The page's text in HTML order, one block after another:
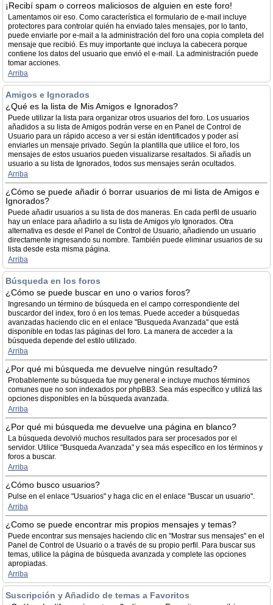
¡Recibí spam o correos maliciosos de alguien en este foro!
Lamentamos oir eso. Como característica el formulario de e-mail incluye
protectores para controlar quién ha enviado tales mensajes, por lo tanto,
puede enviarle por e-mail a la administración del foro una copia completa del
mensaje que recibió. Es muy importante que incluya la cabecera porque
contiene los datos del usuario que envió el e-mail. La administración puede
tomar acciones.
Arriba
Amigos e Ignorados
¿Qué es la lista de Mis Amigos e Ignorados?
Puede utilizar la lista para organizar otros usuarios del foro. Los usuarios
añadidos a su lista de Amigos podrán verse en en Panel de Control de
Usuario para un rápido acceso a ver si están identificados y poder así
enviarles un mensaje privado. Según la plantilla que utilice el foro, los
mensajes de estos usuarios pueden visualizarse resaltados. Si añadís un
usuario a su lista de Ignorados, todos sus mensajes serán ocultados.
Arriba
¿Cómo se puede añadir ó borrar usuarios de mi lista de Amigos e
Ignorados?
Puede añadir usuarios a su lista de dos maneras. En cada perfil de usuario
hay un enlace para añadirlo a su lista de Amigos y/o Ignorados. Otra
alternativa es desde el Panel de Control de Usuario, añadiendo un usuario
directamente ingresando su nombre. También puede eliminar usuarios de su
lista desde esta misma página.
Arriba
Búsqueda en los foros
¿Cómo se puede buscar en uno o varios foros?
Ingresando un término de búsqueda en el campo correspondiente del
buscardor del index, foro ó en los temas. Puede acceder a búsquedas
avanzadas haciendo clic en el enlace "Busqueda Avanzada" que está
disponible en todas las páginas del foro. La manera de acceder a la
búsqueda depende del estilo utilizado.
Arriba
¿Por qué mi búsqueda me devuelve ningún resultado?
Probablemente su búsqueda fue muy general e incluye muchos términos
comunes que no son indexados por phpBB3. Sea más específico y utilizá las
opciones disponibles en la búsqueda avanzada.
Arriba
¿Por qué mi búsqueda me devuelve una página en blanco?
La búsqueda devolvió muchos resultados para ser procesados por el
servidor. Utilice "Busqueda Avanzada" y sea más específico en los términos y
foros a buscar.
Arriba
¿Cómo busco usuarios?
Pulse en el enlace "Usuarios" y haga clic en el enlace "Buscar un usuario".
Arriba
¿Como se puede encontrar mis propios mensajes y temas?
Puede encontrar sus mensajes haciendo clic en "Mostrar sus mensajes" en el
Panel de Control de Usuario o a través de su propio perfil. Para buscar sus
temas, utilice la página de búsqueda avanzada y complete las opciones
apropiadas.
Arriba
Suscripción y Añadido de temas a Favoritos